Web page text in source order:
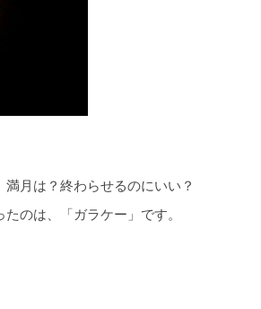
月は？終わらせるのにいい？
のは、「ガラケー」です。